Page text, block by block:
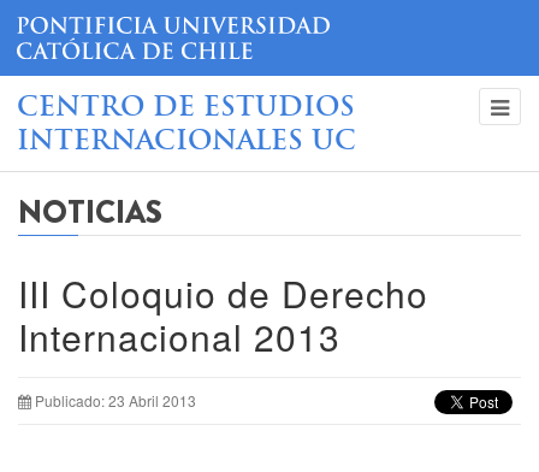
CENTRO DE ESTUDIOS
INTERNACIONALES UC
NOTICIAS
III Coloquio de Derecho
Internacional 2013
Publicado: 23 Abril 2013